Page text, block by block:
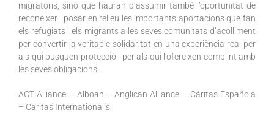
migratoris, sinó que hauran d’assumir també l’oportunitat de
reconèixer i posar en relleu les importants aportacions que fan
els refugiats i els migrants a les seves comunitats d’acolliment
per convertir la veritable solidaritat en una experiència real per
als qui busquen protecció i per als qui l’ofereixen complint amb
les seves obligacions.
ACT Alliance – Alboan – Anglican Alliance – Cáritas Española
– Caritas Internationalis